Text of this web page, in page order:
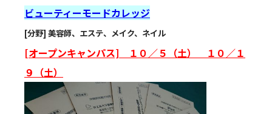
ビューティーモードカレッジ
[分野] 美容師、エステ、メイク、ネイル
[オープンキャンパス] １０／５（土） １０／１
９（土）